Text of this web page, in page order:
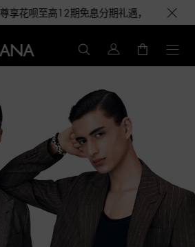
礼遇，下单即赠倾心之约女士香水随行